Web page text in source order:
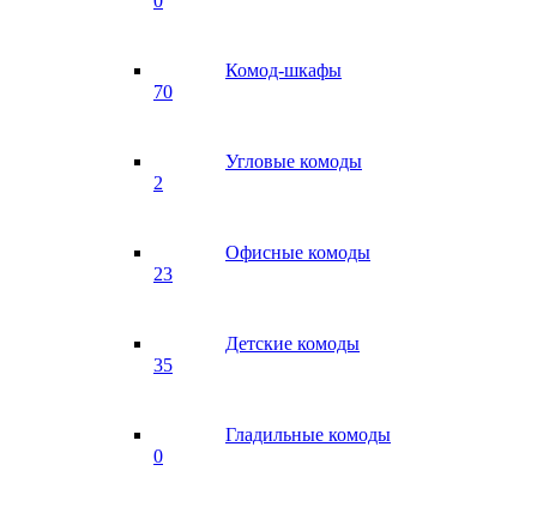
Комод-шкафы
70
Угловые комоды
2
Офисные комоды
23
Детские комоды
35
Гладильные комоды
0